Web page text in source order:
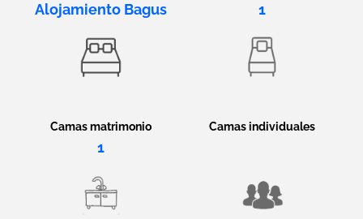
Alojamiento Bagus 1
Camas matrimonio
1
Camas individuales